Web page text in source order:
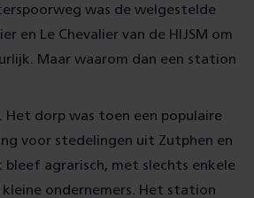
was de welgestelde
en Le Chevalier van de HIJSM om
Maar waarom dan een station
dorp was toen een populaire
voor stedelingen uit Zutphen en
bleef agrarisch, met slechts enkele
ondernemers. Het station